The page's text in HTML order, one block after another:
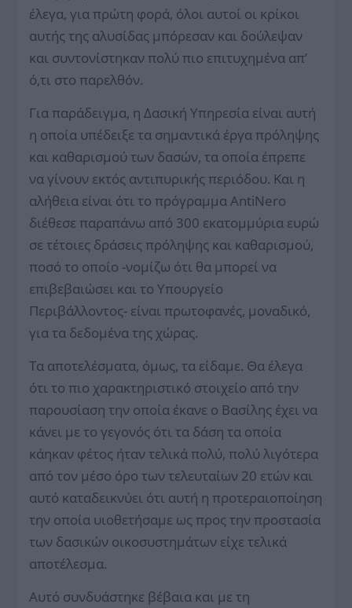
έλεγα, για πρώτη φορά, όλοι αυτοί οι κρίκοι
αυτής της αλυσίδας μπόρεσαν και δούλεψαν
και συντονίστηκαν πολύ πιο επιτυχημένα απ’
ό,τι στο παρελθόν.
Για παράδειγμα, η Δασική Υπηρεσία είναι αυτή
η οποία υπέδειξε τα σημαντικά έργα πρόληψης
και καθαρισμού των δασών, τα οποία έπρεπε
να γίνουν εκτός αντιπυρικής περιόδου. Και η
αλήθεια είναι ότι το πρόγραμμα AntiNero
διέθεσε παραπάνω από 300 εκατομμύρια ευρώ
σε τέτοιες δράσεις πρόληψης και καθαρισμού,
ποσό το οποίο -νομίζω ότι θα μπορεί να
επιβεβαιώσει και το Υπουργείο
Περιβάλλοντος- είναι πρωτοφανές, μοναδικό,
για τα δεδομένα της χώρας.
Τα αποτελέσματα, όμως, τα είδαμε. Θα έλεγα
ότι το πιο χαρακτηριστικό στοιχείο από την
παρουσίαση την οποία έκανε ο Βασίλης έχει να
κάνει με το γεγονός ότι τα δάση τα οποία
κάηκαν φέτος ήταν τελικά πολύ, πολύ λιγότερα
από τον μέσο όρο των τελευταίων 20 ετών και
αυτό καταδεικνύει ότι αυτή η προτεραιοποίηση
την οποία υιοθετήσαμε ως προς την προστασία
των δασικών οικοσυστημάτων είχε τελικά
αποτέλεσμα.
Αυτό συνδυάστηκε βέβαια και με τη